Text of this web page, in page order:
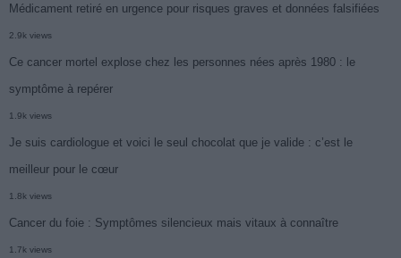
Médicament retiré en urgence pour risques graves et données falsifiées
2.9k views
Ce cancer mortel explose chez les personnes nées après 1980 : le
symptôme à repérer
1.9k views
Je suis cardiologue et voici le seul chocolat que je valide : c’est le
meilleur pour le cœur
1.8k views
Cancer du foie : Symptômes silencieux mais vitaux à connaître
1.7k views